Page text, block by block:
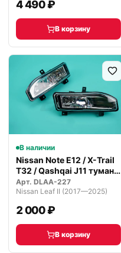
4 490 ₽
В корзину
В наличии
Nissan Note E12 / X-Trail
T32 / Qashqai J11 туман…
Арт. DLAA-227
Nissan Leaf II (2017—2025)
2 000 ₽
В корзину